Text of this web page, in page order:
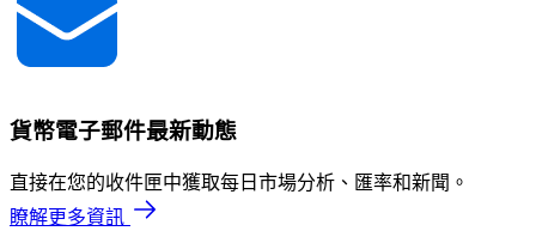
貨幣電子郵件最新動態
直接在您的收件匣中獲取每日市場分析、匯率和新聞。
瞭解更多資訊